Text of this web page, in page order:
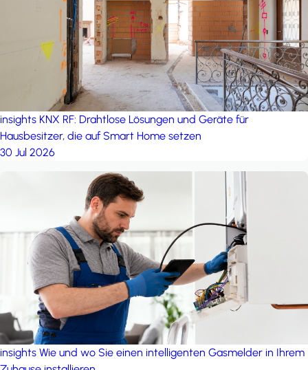
insights KNX RF: Drahtlose Lösungen und Geräte für
Hausbesitzer, die auf Smart Home setzen
30 Jul 2026
insights Wie und wo Sie einen intelligenten Gasmelder in Ihrem